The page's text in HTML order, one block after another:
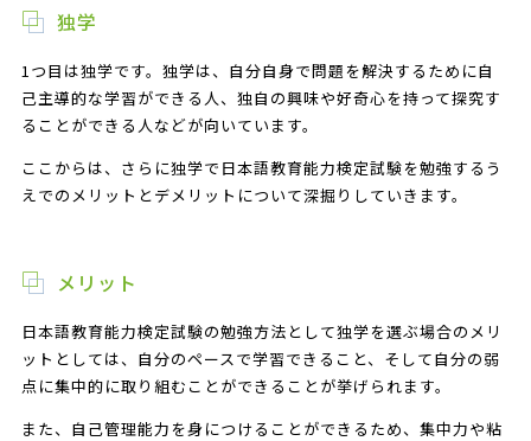
独学
1つ目は独学です。独学は、自分自身で問題を解決するために自
己主導的な学習ができる人、独自の興味や好奇心を持って探究す
ることができる人などが向いています。
ここからは、さらに独学で日本語教育能力検定試験を勉強するう
えでのメリットとデメリットについて深掘りしていきます。
メリット
日本語教育能力検定試験の勉強方法として独学を選ぶ場合のメリ
ットとしては、自分のペースで学習できること、そして自分の弱
点に集中的に取り組むことができることが挙げられます。
また、自己管理能力を身につけることができるため、集中力や粘